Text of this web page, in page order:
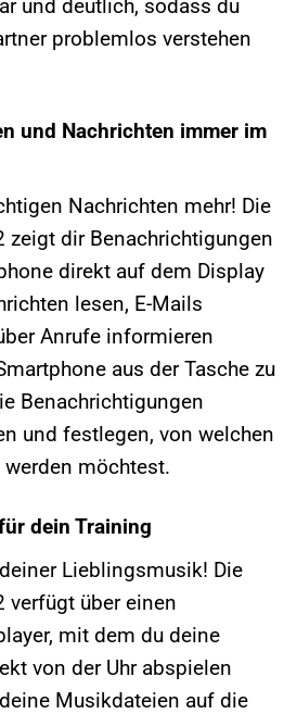
und deutlich, sodass du
problemlos verstehen
und Nachrichten immer im
Nachrichten mehr! Die
zeigt dir Benachrichtigungen
direkt auf dem Display
lesen, E-Mails
Anrufe informieren
aus der Tasche zu
Benachrichtigungen
und festlegen, von welchen
möchtest.
dein Training
Lieblingsmusik! Die
verfügt über einen
mit dem du deine
von der Uhr abspielen
Musikdateien auf die